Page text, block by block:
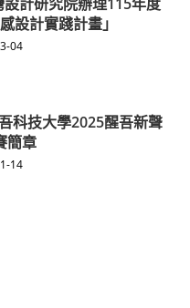
設計實踐計畫」
04
科技大學2025醒吾新聲
簡章
14